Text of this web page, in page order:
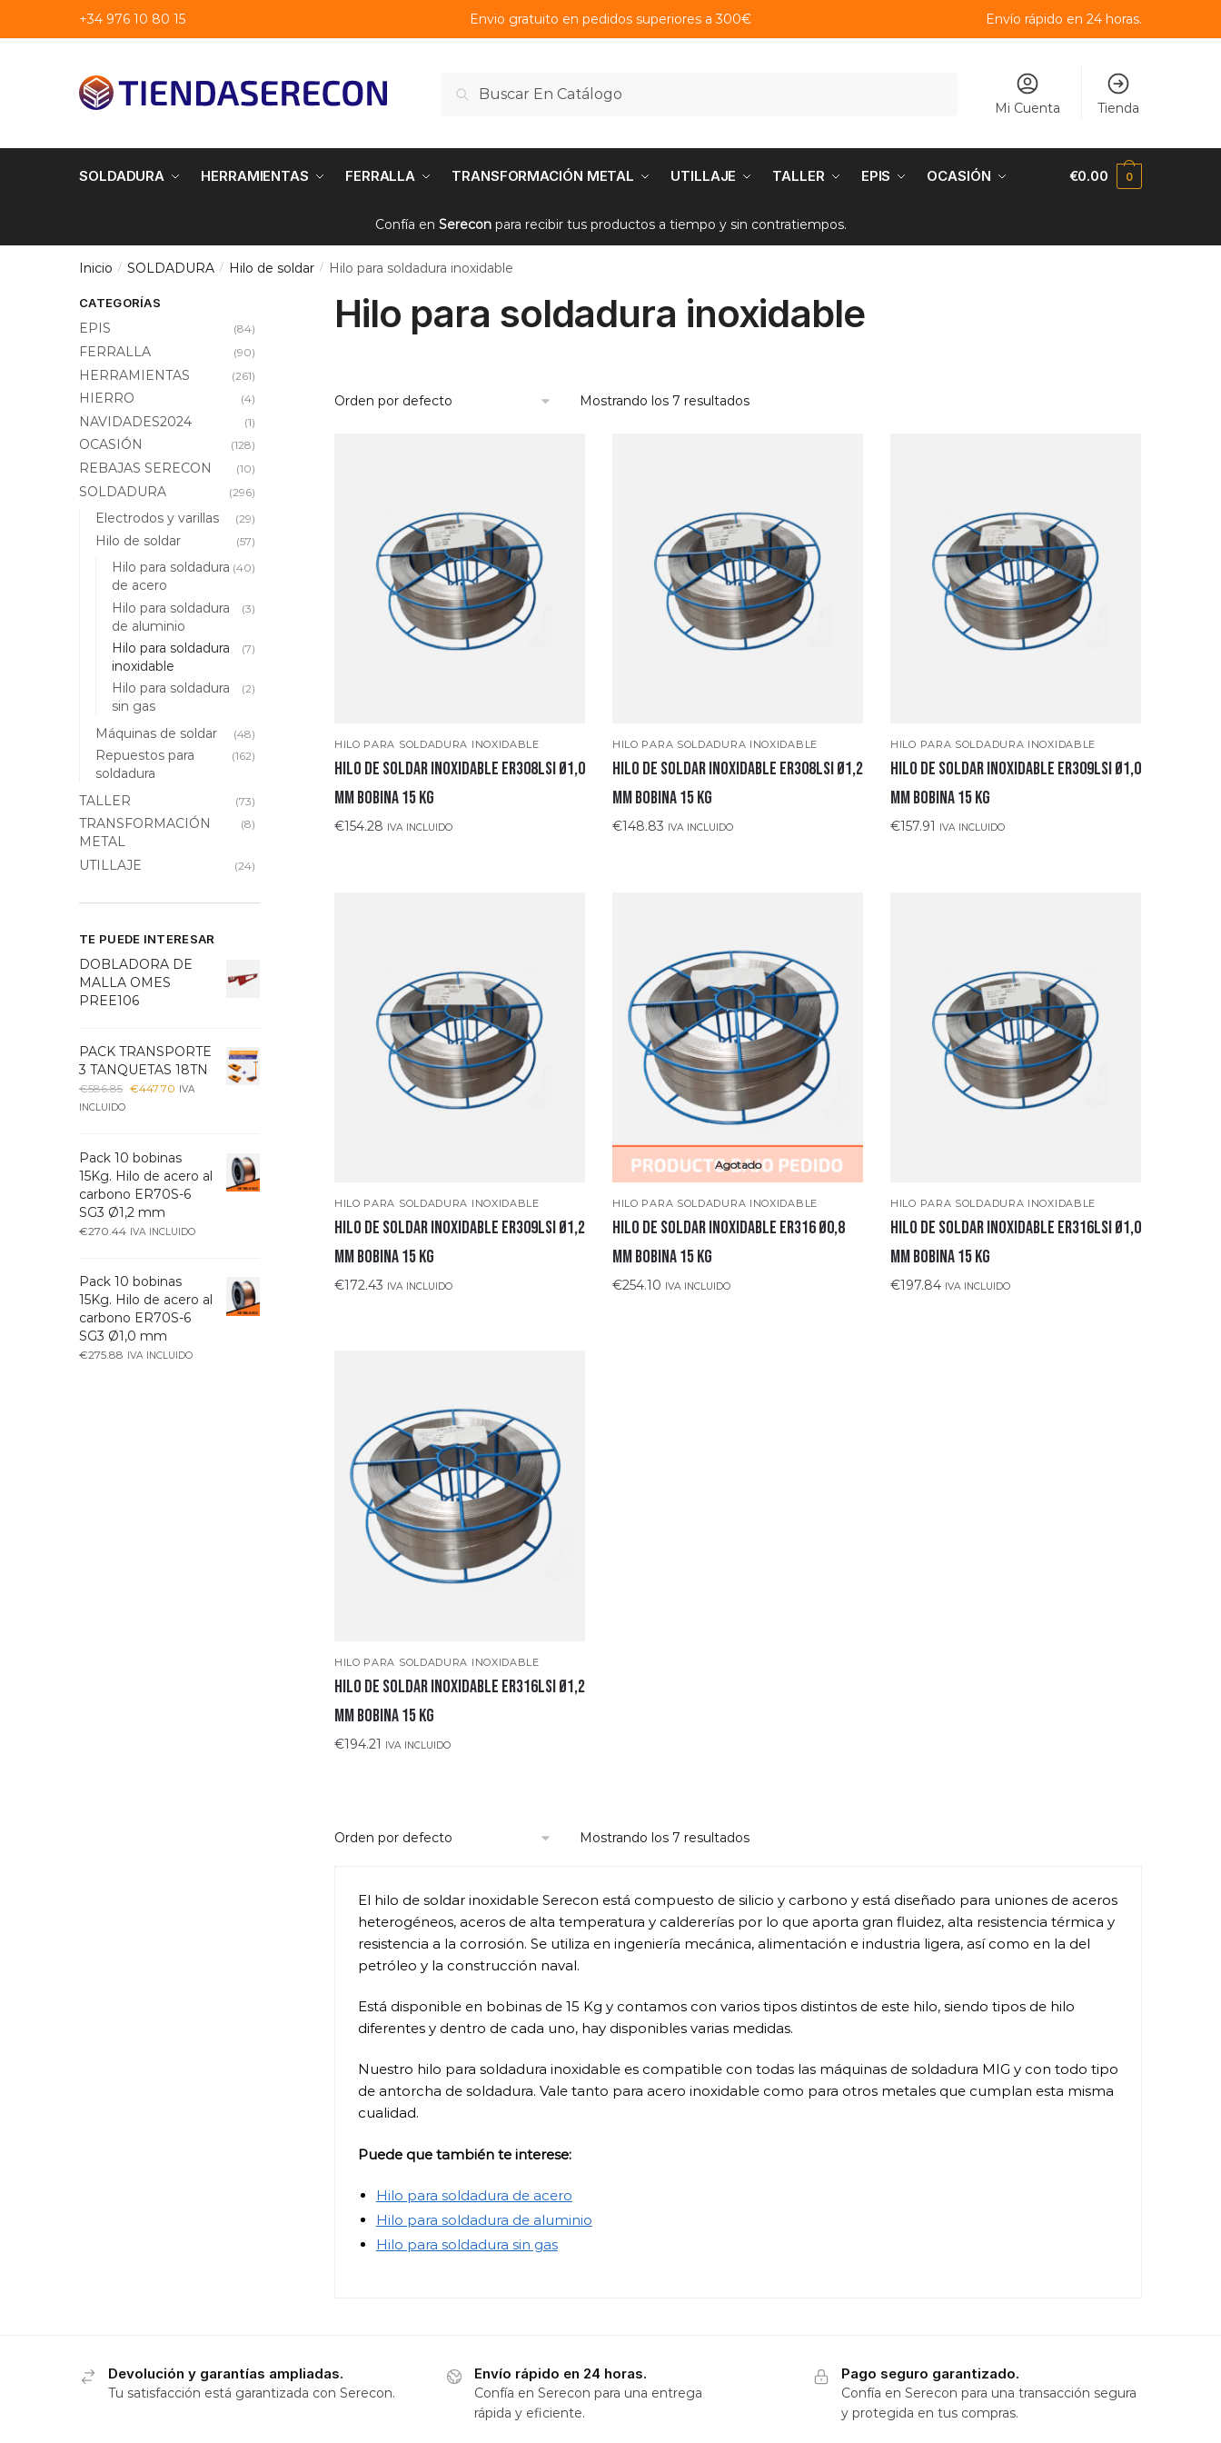
a
navegación
al
contenido
+34 976 10 80 15 Envio gratuito en pedidos superiores a 300€ Envío rápido en 24 horas.
Buscar
Buscar
Mi Cuenta Tienda
SOLDADURA HERRAMIENTAS FERRALLA TRANSFORMACIÓN METAL UTILLAJE TALLER EPIS OCASIÓN €0.00 0
Confía en Sereconpara recibir tus productos a tiempo y sin contratiempos.
Inicio / SOLDADURA / Hilo de soldar / Hilo para soldadura inoxidable
Hilo para soldadura inoxidable
Mostrando los 7 resultados
HILO PARA SOLDADURA INOXIDABLE
Hilo de soldar inoxidable ER308LSI Ø1,0
mm bobina 15 Kg
€154.28 IVA INCLUIDO
HILO PARA SOLDADURA INOXIDABLE
Hilo de soldar INOXIDABLE ER308LSI Ø1,2
mm bobina 15 Kg
€148.83 IVA INCLUIDO
HILO PARA SOLDADURA INOXIDABLE
Hilo de soldar Inoxidable ER309LSI Ø1,0
mm bobina 15 Kg
€157.91 IVA INCLUIDO
HILO PARA SOLDADURA INOXIDABLE
Hilo de soldar Inoxidable ER309LSI Ø1,2
mm bobina 15 Kg
€172.43 IVA INCLUIDO
Agotado
HILO PARA SOLDADURA INOXIDABLE
HILO DE SOLDAR INOXIDABLE ER316 Ø0,8
mm BOBINA 15 Kg
€254.10 IVA INCLUIDO
HILO PARA SOLDADURA INOXIDABLE
HILO DE SOLDAR INOXIDABLE ER316LSI Ø1,0
mm BOBINA 15 Kg
€197.84 IVA INCLUIDO
HILO PARA SOLDADURA INOXIDABLE
HILO DE SOLDAR INOXIDABLE ER316LSI Ø1,2
mm BOBINA 15 Kg
€194.21 IVA INCLUIDO
Mostrando los 7 resultados
El hilo de soldar inoxidable Serecon está compuesto de silicio y carbono y está diseñado para uniones de aceros
heterogéneos, aceros de alta temperatura y caldererías por lo que aporta gran fluidez, alta resistencia térmica y
resistencia a la corrosión. Se utiliza en ingeniería mecánica, alimentación e industria ligera, así como en la del
petróleo y la construcción naval.
Está disponible en bobinas de 15 Kg y contamos con varios tipos distintos de este hilo, siendo tipos de hilo
diferentes y dentro de cada uno, hay disponibles varias medidas.
Nuestro hilo para soldadura inoxidable es compatible con todas las máquinas de soldadura MIG y con todo tipo
de antorcha de soldadura. Vale tanto para acero inoxidable como para otros metales que cumplan esta misma
cualidad.
Puede que también te interese:
Hilo para soldadura de acero
Hilo para soldadura de aluminio
Hilo para soldadura sin gas
CATEGORÍAS
EPIS (84)
FERRALLA (90)
HERRAMIENTAS (261)
HIERRO (4)
NAVIDADES2024 (1)
OCASIÓN (128)
REBAJAS SERECON (10)
SOLDADURA (296)
Electrodos y varillas (29)
Hilo de soldar (57)
Hilo para soldadura
de acero
(40)
Hilo para soldadura
de aluminio
(3)
Hilo para soldadura
inoxidable
(7)
Hilo para soldadura
sin gas
(2)
Máquinas de soldar (48)
Repuestos para
soldadura
(162)
TALLER (73)
TRANSFORMACIÓN
METAL
(8)
UTILLAJE (24)
TE PUEDE INTERESAR
DOBLADORA DE
MALLA OMES
PREE106
PACK TRANSPORTE
3 TANQUETAS 18TN
€586.85 €447.70
IVA
INCLUIDO
Pack 10 bobinas
15Kg. Hilo de acero al
carbono ER70S-6
SG3 Ø1,2 mm
€270.44 IVA INCLUIDO
Pack 10 bobinas
15Kg. Hilo de acero al
carbono ER70S-6
SG3 Ø1,0 mm
€275.88 IVA INCLUIDO
Devolución y garantías ampliadas.
Tu satisfacción está garantizada con Serecon.
Envío rápido en 24 horas.
Confía en Serecon para una entrega
rápida y eficiente.
Pago seguro garantizado.
Confía en Serecon para una transacción segura
y protegida en tus compras.